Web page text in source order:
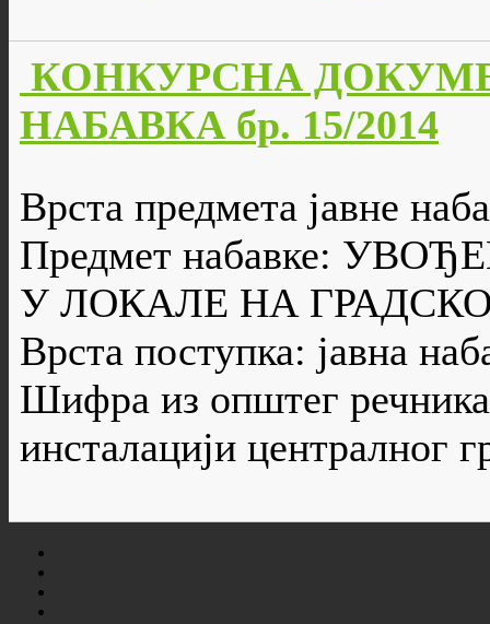
КОНКУРСНА
НАБАВКА бр. 15/2014
Врста предмета јавне
Предмет набавке:
У ЛОКАЛЕ НА
Врста поступка: јавна
Шифра из општег
инсталацији централног